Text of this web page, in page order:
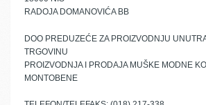
RADOJA DOMANOVIĆA BB
DOO PREDUZEĆE ZA PROIZVODNJU
TRGOVINU
PROIZVODNJA I PRODAJA MUŠKE MODNE
MONTOBENE